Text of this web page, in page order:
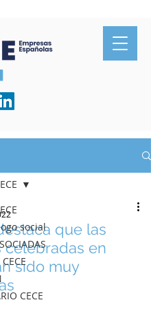
social
CECE
que las
celebradas en
sido muy